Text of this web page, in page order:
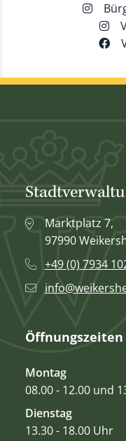
Marktplatz 7,
97990
+49 (0) 7934
Öffnungszeiten
Montag
08.00 - 12.00 und
Dienstag
13.30 - 18.00 Uhr